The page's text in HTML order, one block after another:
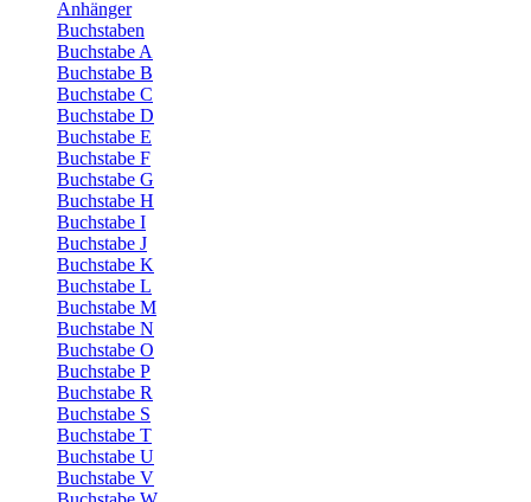
Anhänger
Buchstaben
Buchstabe A
Buchstabe B
Buchstabe C
Buchstabe D
Buchstabe E
Buchstabe F
Buchstabe G
Buchstabe H
Buchstabe I
Buchstabe J
Buchstabe K
Buchstabe L
Buchstabe M
Buchstabe N
Buchstabe O
Buchstabe P
Buchstabe R
Buchstabe S
Buchstabe T
Buchstabe U
Buchstabe V